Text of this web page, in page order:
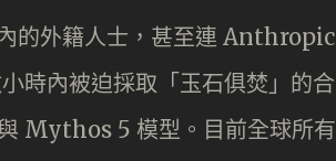
的外籍人士，甚至連 Anthropic
時內被迫採取「玉石俱焚」的合
Mythos 5 模型。目前全球所有